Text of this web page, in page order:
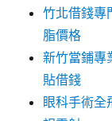
竹北借錢專
脂價格
新竹當鋪專
貼借錢
眼科手術全